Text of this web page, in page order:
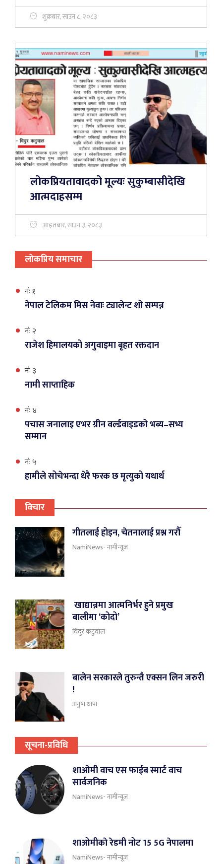
शुक्रबार, साउन ८, २०८३
लोकप्रियतावादको मूल्यः सुकुम्बासीदेखि
आत्मदाहसम्म
आइतबार, साउन ३, २०८३
लाेकप्रिय समाचार
नंः १
नेपाल टेलिकम मिस नेवाः ट्यालेन्ट शो सम्पन्न
नंः २
राजेश हिमालयको अगुवाइमा बृहत रक्तदान
नंः ३
नामी साप्ताहिक
नंः ४
पचास जनालाइ एभर ग्रीन वर्ल्डवाइडको भब्य–सभ्य
सम्मान
नंः ५
हामीले सोचेभन्दा धेरै फरक छ मृत्युको यथार्थ
विचार
गीतलाई होइन, चेतनालाई प्रश्न गरौँ
NamiNews- नामीन्यूज
खाद्यान्नमा आत्मनिर्भर हुने प्रमुख
बालीमा ‘कोदो’
विदुर कटुवाल
बालेन सरकारले तुरुन्तै एक्सन लिन जरुरी
!
अनुषा थापा
सूचना-प्रविधि
शाओमी वाच एस फाईब स्मार्ट वाच
सार्वजनिक
NamiNews- नामीन्यूज
शाओमीकाे रेडमी नोट 15 5G नेपालमा
NamiNews- नामीन्यूज